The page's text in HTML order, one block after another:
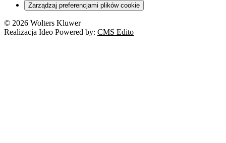
Zarządzaj preferencjami plików cookie
© 2026 Wolters Kluwer
Realizacja Ideo Powered by: CMS Edito